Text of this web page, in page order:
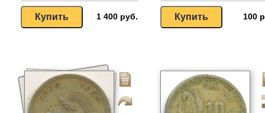
1 400 руб. 100